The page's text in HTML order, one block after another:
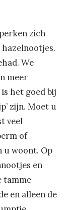
zich
We
meer
het goed bij
zijn. Moet u
veel
of
u woont. Op
en
tamme
en alleen de